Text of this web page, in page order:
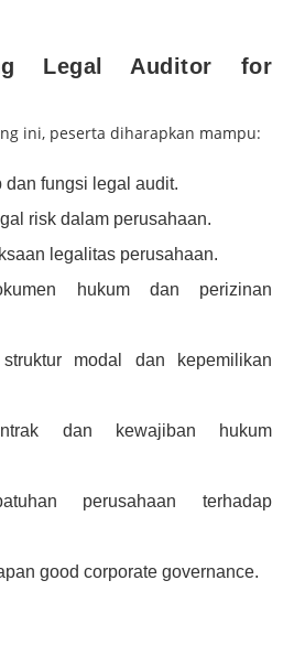
Legal Auditor for
ini, peserta diharapkan mampu:
dan fungsi legal audit.
risk dalam perusahaan.
legalitas perusahaan.
hukum dan perizinan
modal dan kepemilikan
dan kewajiban hukum
perusahaan terhadap
good corporate governance.